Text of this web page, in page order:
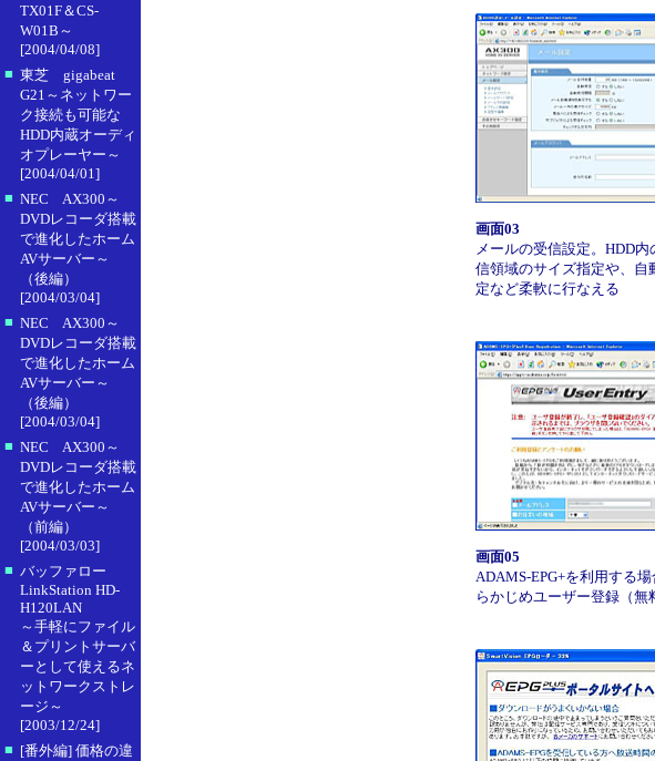
TX01F＆CS-
W01B～
[2004/04/08]
■ 東芝 gigabeat
G21～ネットワー
ク接続も可能な
HDD内蔵オーディ
オプレーヤー～
[2004/04/01]
■ NEC AX300～
DVDレコーダ搭載
で進化したホーム
AVサーバー～
（後編）
[2004/03/04]
■ NEC AX300～
DVDレコーダ搭載
で進化したホーム
AVサーバー～
（後編）
[2004/03/04]
■ NEC AX300～
DVDレコーダ搭載
で進化したホーム
AVサーバー～
（前編）
[2004/03/03]
■ バッファロー
LinkStation HD-
H120LAN
～手軽にファイル
＆プリントサーバ
ーとして使えるネ
ットワークストレ
ージ～
[2003/12/24]
■ [番外編] 価格の違
画面03
メールの受信設定。HDD内
信領域のサイズ指定や、自
定など柔軟に行なえる
画面05
ADAMS-EPG+を利用する
らかじめユーザー登録（無